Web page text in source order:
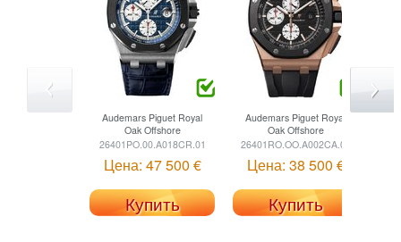
Audemars Piguet Royal
Oak Offshore
26401PO.00.A018CR.01
Цена: 47 500 €
Купить
Audemars Piguet Royal
Oak Offshore
26401RO.OO.A002CA.01
Цена: 38 500 €
Купить